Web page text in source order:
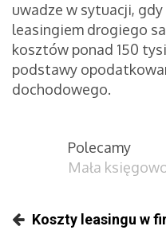
uwadze w sytuacji,
leasingiem drogiego
kosztów ponad 150
podstawy
dochodowego.
Polecamy
Mała
Koszty leasingu w